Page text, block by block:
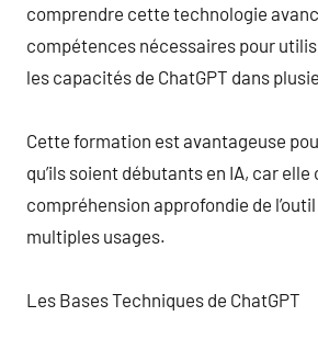
comprendre cette technologie
compétences nécessaires pour
les capacités de ChatGPT dans
Cette formation est avantageuse
qu’ils soient débutants en IA, car elle
compréhension approfondie de
multiples usages.
Les Bases Techniques de ChatGPT